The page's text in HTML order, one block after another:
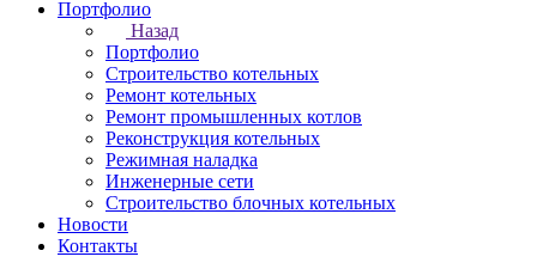
Портфолио
Назад
Портфолио
Строительство котельных
Ремонт котельных
Ремонт промышленных котлов
Реконструкция котельных
Режимная наладка
Инженерные сети
Строительство блочных котельных
Новости
Контакты